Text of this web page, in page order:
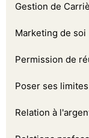
Gestion de
Marketing de soi
Permission de
Poser ses limites
Relation à